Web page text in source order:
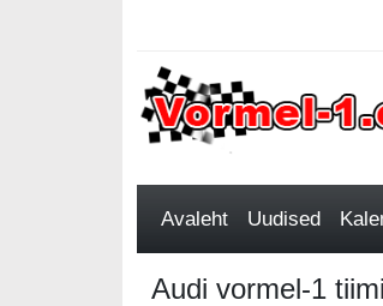
Avaleht Uudised
Audi vormel-1